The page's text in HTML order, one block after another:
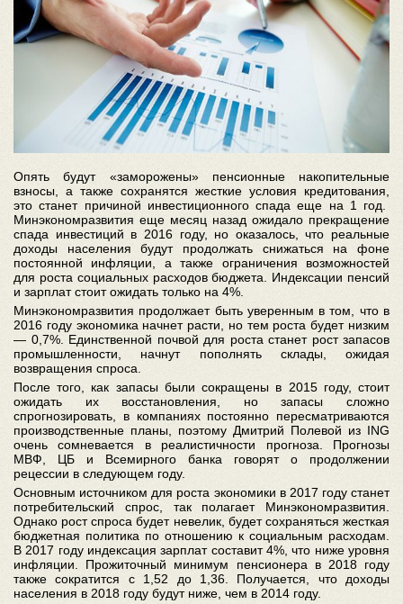
Опять будут «заморожены» пенсионные накопительные
взносы, а также сохранятся жесткие условия кредитования,
это станет причиной инвестиционного спада еще на 1 год.
Минэкономразвития еще месяц назад ожидало прекращение
спада инвестиций в 2016 году, но оказалось, что реальные
доходы населения будут продолжать снижаться на фоне
постоянной инфляции, а также ограничения возможностей
для роста социальных расходов бюджета. Индексации пенсий
и зарплат стоит ожидать только на 4%.
Минэкономразвития продолжает быть уверенным в том, что в
2016 году экономика начнет расти, но тем роста будет низким
— 0,7%. Единственной почвой для роста станет рост запасов
промышленности, начнут пополнять склады, ожидая
возвращения спроса.
После того, как запасы были сокращены в 2015 году, стоит
ожидать их восстановления, но запасы сложно
спрогнозировать, в компаниях постоянно пересматриваются
производственные планы, поэтому Дмитрий Полевой из ING
очень сомневается в реалистичности прогноза. Прогнозы
МВФ, ЦБ и Всемирного банка говорят о продолжении
рецессии в следующем году.
Основным источником для роста экономики в 2017 году станет
потребительский спрос, так полагает Минэкономразвития.
Однако рост спроса будет невелик, будет сохраняться жесткая
бюджетная политика по отношению к социальным расходам.
В 2017 году индексация зарплат составит 4%, что ниже уровня
инфляции. Прожиточный минимум пенсионера в 2018 году
также сократится с 1,52 до 1,36. Получается, что доходы
населения в 2018 году будут ниже, чем в 2014 году.